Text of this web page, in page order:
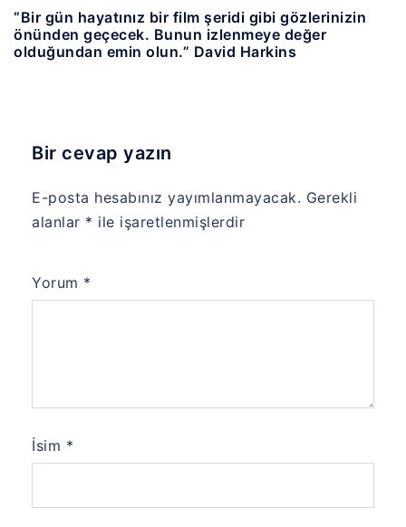
“Bir gün hayatınız bir film şeridi gibi gözlerinizin
önünden geçecek. Bunun izlenmeye değer
olduğundan emin olun.” David Harkins
Bir cevap yazın
E-posta hesabınız yayımlanmayacak. Gerekli
alanlar * ile işaretlenmişlerdir
Yorum *
İsim *